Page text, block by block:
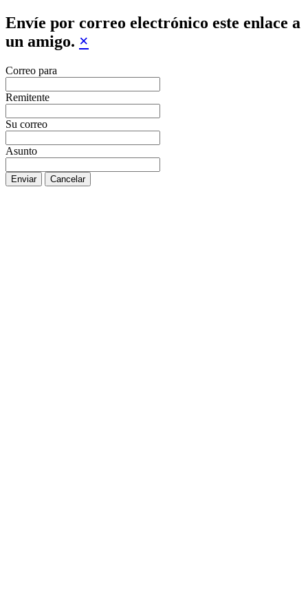
Envíe por correo electrónico este enlace a
un amigo. ×
Correo para
Remitente
Su correo
Asunto
Enviar Cancelar